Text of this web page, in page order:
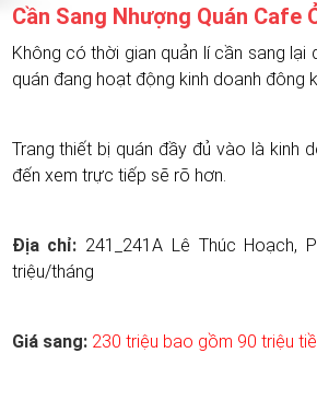
Cần Sang Nhượng Quán Cafe
Không có thời gian quản lí cần sang
quán đang hoạt động kinh doanh đông
Trang thiết bị quán đầy đủ vào là kinh
đến xem trực tiếp sẽ rõ hơn.
Địa chỉ: 241_241A Lê Thúc Hoạch,
triệu/tháng
Giá sang: 230 triệu bao gồm 90 triệu